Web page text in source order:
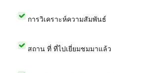
การวิเคราะห์ความสัมพันธ์
สถาน ที่ ที่ไปเยี่ยมชมมาแล้ว